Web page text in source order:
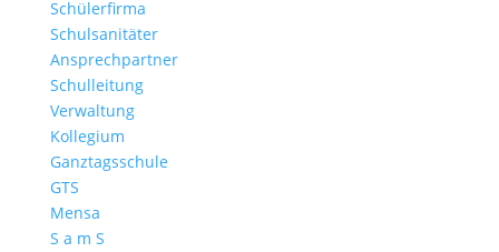
Schülerfirma
Schulsanitäter
Ansprechpartner
Schulleitung
Verwaltung
Kollegium
Ganztagsschule
GTS
Mensa
S a m S